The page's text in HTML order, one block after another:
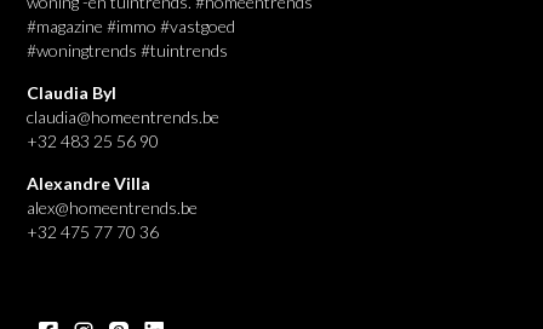
#magazine #immo #vastgoed
#woningtrends #tuintrends
Claudia Byl
claudia@homeentrends.be
+32 483 25 56 90
Alexandre Villa
alex@homeentrends.be
+32 475 77 70 36